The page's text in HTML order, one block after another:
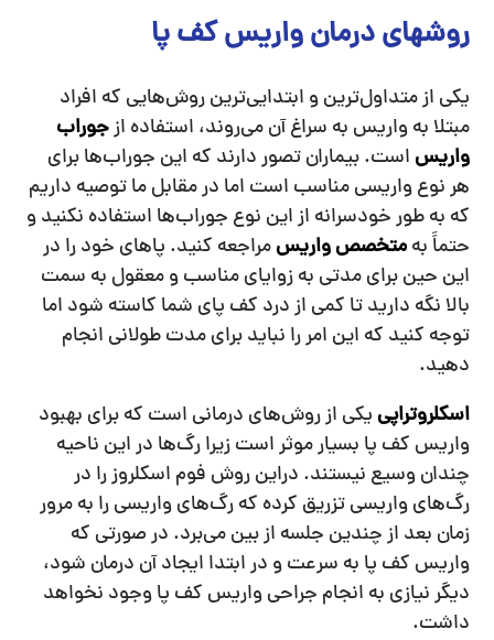
روشهای درمان واریس کف پا
یکی از متداول‌ترین و ابتدایی‌ترین روش‌هایی که افراد
مبتلا به واریس به سراغ آن می‌روند، استفاده ازجوراب
واریس است. بیماران تصور دارند که این جوراب‌ها برای
هر نوع واریسی مناسب است اما در مقابل ما توصیه داریم
که به طور خودسرانه از این نوع جوراب‌ها استفاده نکنید و
حتماً بهمتخصص واریسمراجعه کنید. پاهای خود را در
این حین برای مدتی به زوایای مناسب و معقول به سمت
بالا نگه دارید تا کمی از درد کف پای شما کاسته شود اما
توجه کنید که این امر را نباید برای مدت طولانی انجام
دهید.
اسکلروتراپی یکی از روش‌های درمانی است که برای بهبود
واریس کف پا بسیار موثر است زیرا رگ‌ها در این ناحیه
چندان وسیع نیستند. دراین روش فوم اسکلروز را در
رگ‌های واریسی تزریق کرده که رگ‌های واریسی را به مرور
زمان بعد از چندین جلسه از بین می‌برد. در صورتی که
واریس کف پا به سرعت و در ابتدا ایجاد آن درمان شود،
دیگر نیازی به انجام جراحی واریس کف پا وجود نخواهد
داشت.